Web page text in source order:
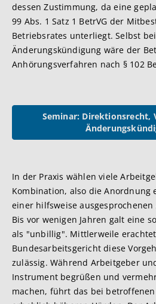
dessen Zustimmung, da eine
99 Abs. 1 Satz 1 BetrVG der
Betriebsrates unterliegt. Selbst
Änderungskündigung wäre der
Anhörungsverfahren nach § 102
Seminar: Direktionsrecht,
In der Praxis wählen viele
Kombination, also die Anordnung
einer hilfsweise
Bis vor wenigen Jahren galt eine
als "unbillig". Mittlerweile
Bundesarbeitsgericht diese
zulässig. Während Arbeitgeber
Instrument begrüßen und
machen, führt das bei